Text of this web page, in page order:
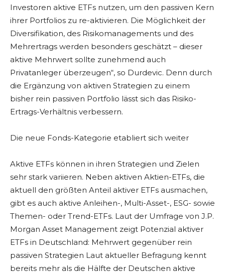
Investoren aktive ETFs nutzen, um den passiven Kern
ihrer Portfolios zu re-aktivieren. Die Möglichkeit der
Diversifikation, des Risikomanagements und des
Mehrertrags werden besonders geschätzt – dieser
aktive Mehrwert sollte zunehmend auch
Privatanleger überzeugen“, so Durdevic. Denn durch
die Ergänzung von aktiven Strategien zu einem
bisher rein passiven Portfolio lässt sich das Risiko-
Ertrags-Verhältnis verbessern.
Die neue Fonds-Kategorie etabliert sich weiter
Aktive ETFs können in ihren Strategien und Zielen
sehr stark variieren. Neben aktiven Aktien-ETFs, die
aktuell den größten Anteil aktiver ETFs ausmachen,
gibt es auch aktive Anleihen-, Multi-Asset-, ESG- sowie
Themen- oder Trend-ETFs. Laut der Umfrage von J.P.
Morgan Asset Management zeigt Potenzial aktiver
ETFs in Deutschland: Mehrwert gegenüber rein
passiven Strategien Laut aktueller Befragung kennt
bereits mehr als die Hälfte der Deutschen aktive